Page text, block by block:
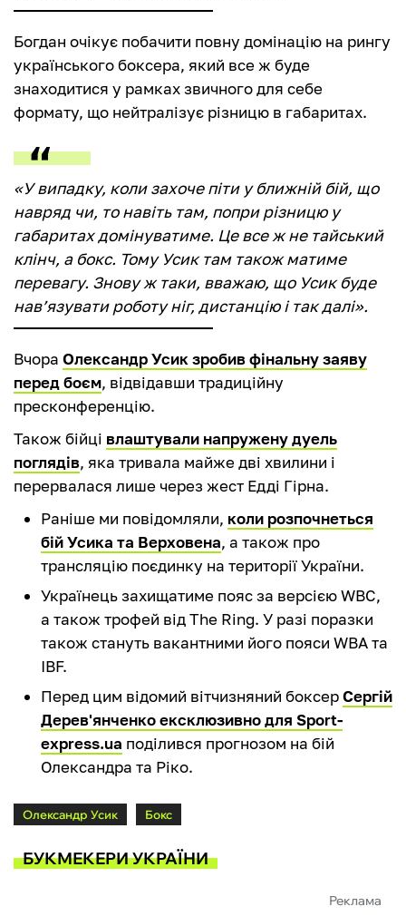
Богдан очікує побачити повну домінацію на рингу
українського боксера, який все ж буде
знаходитися у рамках звичного для себе
формату, що нейтралізує різницю в габаритах.
«У випадку, коли захоче піти у ближній бій, що
навряд чи, то навіть там, попри різницю у
габаритах домінуватиме. Це все ж не тайський
клінч, а бокс. Тому Усик там також матиме
перевагу. Знову ж таки, вважаю, що Усик буде
нав’язувати роботу ніг, дистанцію і так далі».
Вчора Олександр Усик зробив фінальну заяву
перед боєм, відвідавши традиційну
пресконференцію.
Також бійці влаштували напружену дуель
поглядів, яка тривала майже дві хвилини і
перервалася лише через жест Едді Гірна.
Раніше ми повідомляли, коли розпочнеться
бій Усика та Верховена, а також про
трансляцію поєдинку на території України.
Українець захищатиме пояс за версією WBC,
а також трофей від The Ring. У разі поразки
також стануть вакантними його пояси WBA та
IBF.
Перед цим відомий вітчизняний боксерСергій
Дерев'янченко ексклюзивно для Sport-
express.ua поділився прогнозом на бій
Олександра та Ріко.
Олександр Усик Бокс
БУКМЕКЕРИ УКРАЇНИ
Реклама